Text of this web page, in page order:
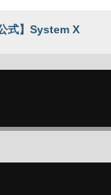
式】System X